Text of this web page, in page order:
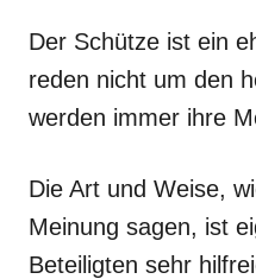
Der Schütze ist ein
reden nicht um den
werden immer ihre
Die Art und Weise,
Meinung sagen, ist
Beteiligten sehr